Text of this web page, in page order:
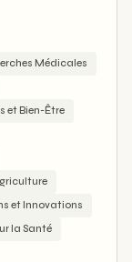
Médicales
et Bien-Être
et Innovations
la Santé